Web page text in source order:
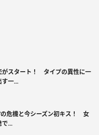
がスタート！ タイプの異性に一
一...
の危機と今シーズン初キス！ 女
で...